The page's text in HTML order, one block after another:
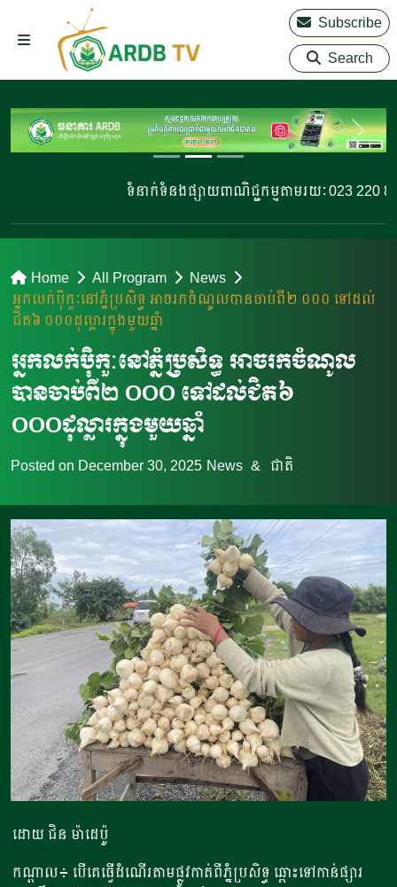
Subscribe
Search
ទំនាក់ទំនងផ្សាយពាណិជ្ជកម្មតាមរយៈ 023 220 810 |
Home All Program
News
អ្នកលក់ប៉ិកួៈនៅភ្នំប្រសិទ្ធ អាចរកចំណូលបានចាប់ពី២​ ០០០ ទៅដល់
ជិត៦ ០០០ដុល្លារក្នុងមួយឆ្នាំ
អ្នកលក់ប៉ិកួៈនៅភ្នំប្រសិទ្ធ អាចរកចំណូល
បានចាប់ពី២​ ០០០ ទៅដល់ជិត៦
០០០ដុល្លារក្នុងមួយឆ្នាំ
Posted on December 30, 2025 News & ជាតិ
ដោយ ជិន ម៉ាដេប៉ូ
កណ្តាល៖​ បើគេធ្វើដំណើរតាមផ្លូវកាត់ពីភ្នំប្រសិទ្ធ ឆ្ពោះទៅកាន់ផ្សារ